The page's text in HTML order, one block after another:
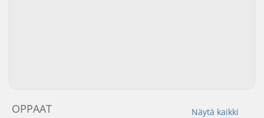
Näytä kaikki
OPPAAT